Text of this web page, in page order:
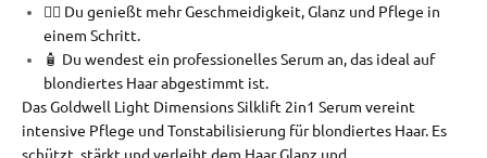
💆‍♀️ Du genießt mehr Geschmeidigkeit, Glanz und Pflege in
einem Schritt.
🧴 Du wendest ein professionelles Serum an, das ideal auf
blondiertes Haar abgestimmt ist.
Das Goldwell Light Dimensions Silklift 2in1 Serum vereint
intensive Pflege und Tonstabilisierung für blondiertes Haar. Es